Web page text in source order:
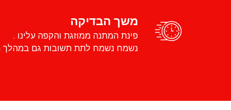
משך הבדיקה
פינת המתנה ממוזגת והקפה עלינו .
נשמח נשמח לתת תשובות גם במהלך